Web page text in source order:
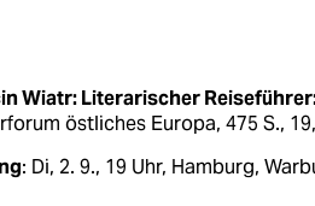
Wiatr: Literarischer
östliches Europa, 475 S.,
: Di, 2. 9., 19 Uhr, Hamburg,